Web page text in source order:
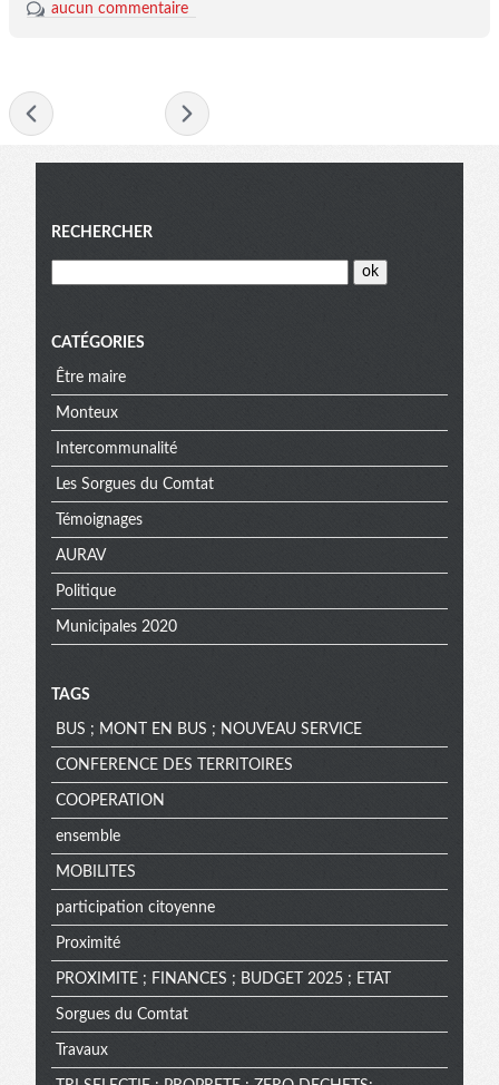
aucun commentaire
Menu
RECHERCHER
CATÉGORIES
Être maire
Monteux
Intercommunalité
Les Sorgues du Comtat
Témoignages
AURAV
Politique
Municipales 2020
TAGS
BUS ; MONT EN BUS ; NOUVEAU SERVICE
CONFERENCE DES TERRITOIRES
COOPERATION
ensemble
MOBILITES
participation citoyenne
Proximité
PROXIMITE ; FINANCES ; BUDGET 2025 ; ETAT
Sorgues du Comtat
Travaux